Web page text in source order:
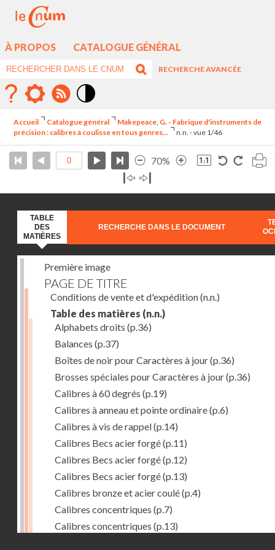
À PROPOS CATALOGUE GÉNÉRAL
RECHERCHE AVANCÉE
élévé
Accueil Catalogue général
Makepeace, G. - Fabrique d'instruments de
précision : calibres à coulisse en tous genres...
n.n. - vue 1/46
70%
TABLE
DES
MATIÈRES
RECHERCHE DANS LE DOCUMENT
Première image
PAGE DE TITRE
Conditions de vente et d'expédition(n.n.)
Table des matières (n.n.)
Alphabets droits (p.36)
Balances (p.37)
Boîtes de noir pour Caractères à jour(p.36)
Brosses spéciales pour Caractères à jour(p.36)
Calibres à 60 degrés (p.19)
Calibres à anneau et pointe ordinaire(p.6)
Calibres à vis de rappel(p.14)
Calibres Becs acier forgé(p.11)
Calibres Becs acier forgé(p.12)
Calibres Becs acier forgé(p.13)
Calibres bronze et acier coulé(p.4)
Calibres concentriques (p.7)
Calibres concentriques (p.13)